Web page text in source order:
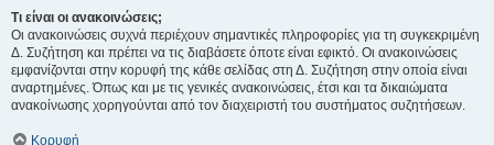
Τι είναι οι ανακοινώσεις;
Οι ανακοινώσεις συχνά περιέχουν σημαντικές πληροφορίες για τη συγκεκριμένη
Δ. Συζήτηση και πρέπει να τις διαβάσετε όποτε είναι εφικτό. Οι ανακοινώσεις
εμφανίζονται στην κορυφή της κάθε σελίδας στη Δ. Συζήτηση στην οποία είναι
αναρτημένες. Όπως και με τις γενικές ανακοινώσεις, έτσι και τα δικαιώματα
ανακοίνωσης χορηγούνται από τον διαχειριστή του συστήματος συζητήσεων.
Κορυφή